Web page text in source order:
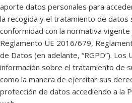
aporte datos personales para
la recogida y el tratamiento de datos
conformidad con la normativa vigente
Reglamento UE 2016/679,
de Datos (en adelante, “RGPD”).
información sobre el tratamiento de
como la manera de ejercitar sus
protección de datos accediendo a la